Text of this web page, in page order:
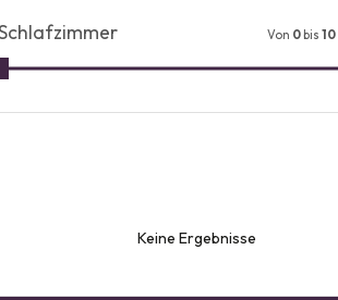
Von 0 bis 10
Keine Ergebnisse